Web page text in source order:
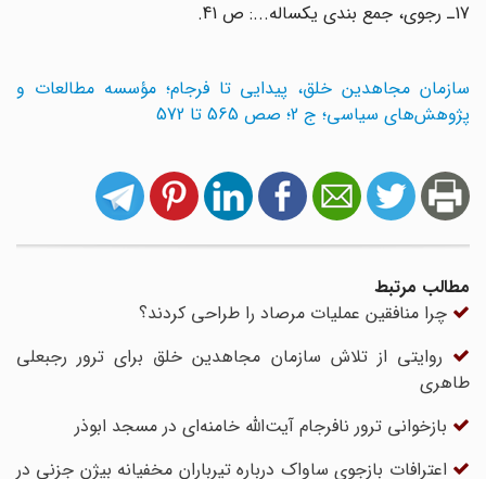
سازمان مجاهدین خلق، پیدایی تا فرجام؛ مؤسسه مطالعات و
پژوهش‌های سیاسی؛ ج 2؛ صص 565 تا 572
مطالب مرتبط
چرا منافقین عملیات مرصاد را طراحی کردند؟
روایتی از تلاش سازمان مجاهدین خلق برای ترور رجبعلی
طاهری
بازخوانی ترور نافرجام آیت‌الله خامنه‌ای در مسجد ابوذر
اعترافات بازجوی ساواک درباره تیرباران مخفیانه بیژن جزنی در